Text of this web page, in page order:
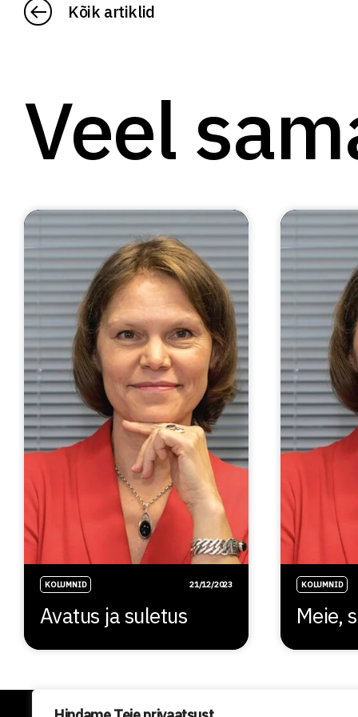
Kõik artiklid
Veel
KOLUMNID 21/12/2023
Avatus ja suletus
KOLUMNID
Meie,